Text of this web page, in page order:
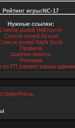
Рейтинг игры:NC-17
Нужные ссылки:
Список ролей Hell horror
Список ролей Azazel
ролей Night Souls
Правила
Шаблон Анкеты
Реклама
по ГП (проект ваших